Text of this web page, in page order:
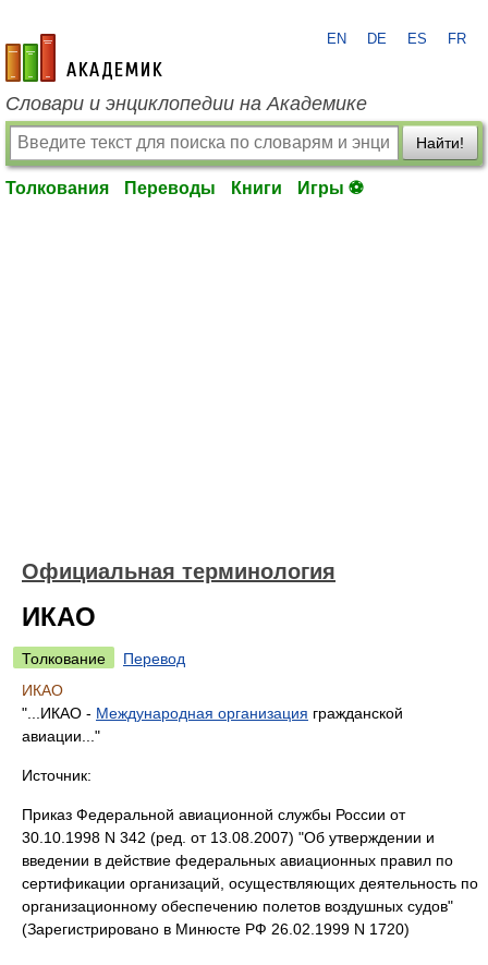
academic.ru
EN DE ES FR
Словари и энциклопедии на Академике
Найти!
Толкования Переводы Книги Игры ⚽
Официальная терминология
ИКАО
Толкование
Перевод
ИКАО
"...ИКАО - Международная организация гражданской
авиации..."
Источник:
Приказ Федеральной авиационной службы России от
30.10.1998 N 342 (ред. от 13.08.2007) "Об утверждении и
введении в действие федеральных авиационных правил по
сертификации организаций, осуществляющих деятельность по
организационному обеспечению полетов воздушных судов"
(Зарегистрировано в Минюсте РФ 26.02.1999 N 1720)